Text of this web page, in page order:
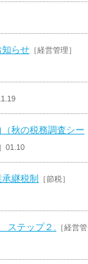
知らせ ［経営管理］
秋の税務調査シー
01.10
継税制 ［節税］
テップ２.
［経営管